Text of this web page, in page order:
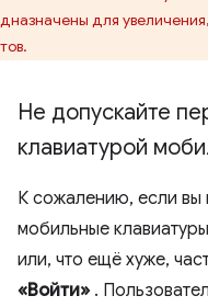
для
Не допускайте
клавиатурой
К сожалению, если вы
мобильные
или, что ещё хуже,
«Войти» .